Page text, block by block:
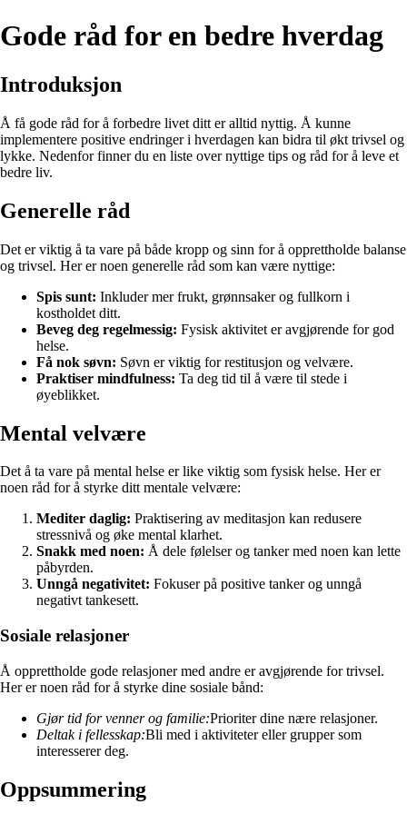
Gode råd for en bedre hverdag
Introduksjon
Å få gode råd for å forbedre livet ditt er alltid nyttig. Å kunne
implementere positive endringer i hverdagen kan bidra til økt trivsel og
lykke. Nedenfor finner du en liste over nyttige tips og råd for å leve et
bedre liv.
Generelle råd
Det er viktig å ta vare på både kropp og sinn for å opprettholde balanse
og trivsel. Her er noen generelle råd som kan være nyttige:
Spis sunt: Inkluder mer frukt, grønnsaker og fullkorn i
kostholdet ditt.
Beveg deg regelmessig: Fysisk aktivitet er avgjørende for god
helse.
Få nok søvn: Søvn er viktig for restitusjon og velvære.
Praktiser mindfulness: Ta deg tid til å være til stede i
øyeblikket.
Mental velvære
Det å ta vare på mental helse er like viktig som fysisk helse. Her er
noen råd for å styrke ditt mentale velvære:
Mediter daglig: Praktisering av meditasjon kan redusere
stressnivå og øke mental klarhet.
Snakk med noen: Å dele følelser og tanker med noen kan lette
påbyrden.
Unngå negativitet: Fokuser på positive tanker og unngå
negativt tankesett.
Sosiale relasjoner
Å opprettholde gode relasjoner med andre er avgjørende for trivsel.
Her er noen råd for å styrke dine sosiale bånd:
Gjør tid for venner og familie:Prioriter dine nære relasjoner.
Deltak i fellesskap:Bli med i aktiviteter eller grupper som
interesserer deg.
Oppsummering